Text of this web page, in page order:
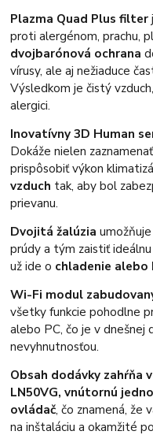
Plazma Quad Plus filter
proti alergénom, prachu,
dvojbarónová ochrana
vírusy, ale aj nežiaduce
Výsledkom je čistý
alergici.
Inovatívny 3D Human
Dokáže nielen
prispôsobiť výkon
vzduch tak, aby bol
prievanu.
Dvojitá žalúzia
prúdy a tým zaistiť
už ide o chladenie alebo
Wi-Fi modul
všetky funkcie pohodlne
alebo PC, čo je v
nevyhnutnosťou.
Obsah dodávky zahŕňa
LN50VG, vnútornú
ovládač, čo znamená, že
na inštaláciu a okamžité